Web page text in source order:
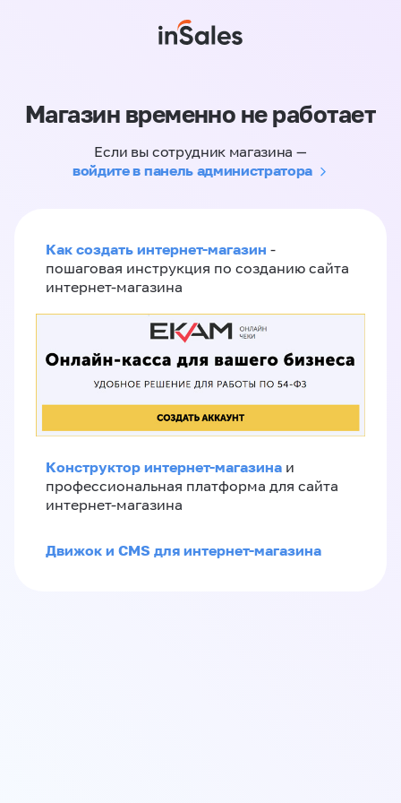
Магазин временно не работает
Если вы сотрудник магазина —
войдите в панель администратора
Как создать интернет-магазин -
пошаговая инструкция по созданию сайта
интернет-магазина
Конструктор интернет-магазина и
профессиональная платформа для сайта
интернет-магазина
Движок и CMS для интернет-магазина